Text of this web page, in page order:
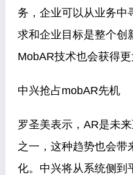
务，企业可以从业务中
求和企业目标是整个创
MobAR技术也会获得
中兴抢占mobAR先机
罗圣美表示，AR是未
之一，这种趋势也会带
化。中兴将从系统侧到